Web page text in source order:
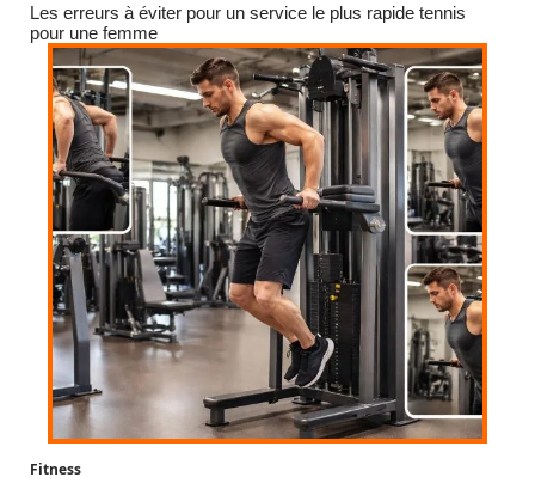
Les erreurs à éviter pour un service le plus rapide tennis
pour une femme
Fitness